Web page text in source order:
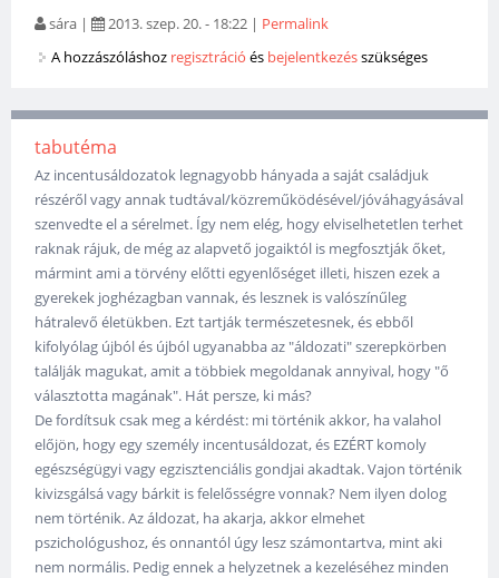
sára | 2013. szep. 20. - 18:22 | Permalink
A hozzászóláshoz regisztráció és bejelentkezésszükséges
tabutéma
Az incentusáldozatok legnagyobb hányada a saját családjuk
részéről vagy annak tudtával/közreműködésével/jóváhagyásával
szenvedte el a sérelmet. Így nem elég, hogy elviselhetetlen terhet
raknak rájuk, de még az alapvető jogaiktól is megfosztják őket,
mármint ami a törvény előtti egyenlőséget illeti, hiszen ezek a
gyerekek joghézagban vannak, és lesznek is valószínűleg
hátralevő életükben. Ezt tartják természetesnek, és ebből
kifolyólag újból és újból ugyanabba az "áldozati" szerepkörben
találják magukat, amit a többiek megoldanak annyival, hogy "ő
választotta magának". Hát persze, ki más?
De fordítsuk csak meg a kérdést: mi történik akkor, ha valahol
előjön, hogy egy személy incentusáldozat, és EZÉRT komoly
egészségügyi vagy egzisztenciális gondjai akadtak. Vajon történik
kivizsgálsá vagy bárkit is felelősségre vonnak? Nem ilyen dolog
nem történik. Az áldozat, ha akarja, akkor elmehet
pszichológushoz, és onnantól úgy lesz számontartva, mint aki
nem normális. Pedig ennek a helyzetnek a kezeléséhez minden